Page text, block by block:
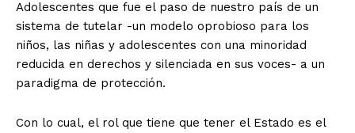
Adolescentes que fue el paso de nuestro país de un
sistema de tutelar -un modelo oprobioso para los
niños, las niñas y adolescentes con una minoridad
reducida en derechos y silenciada en sus voces- a un
paradigma de protección.
Con lo cual, el rol que tiene que tener el Estado es el